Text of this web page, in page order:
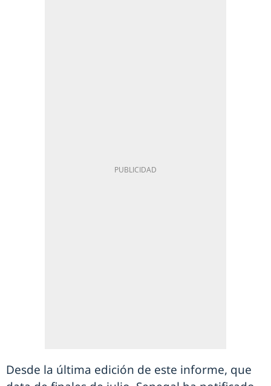
Desde la última edición de este informe, que